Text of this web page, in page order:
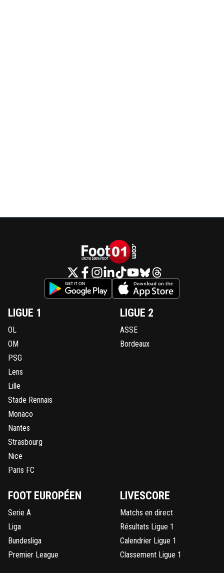
LIGUE 1
OL
OM
PSG
Lens
Lille
Stade Rennais
Monaco
Nantes
Strasbourg
Nice
Paris FC
LIGUE 2
ASSE
Bordeaux
FOOT EUROPÉEN
Serie A
Liga
Bundesliga
Premier League
LIVESCORE
Matchs en direct
Résultats Ligue 1
Calendrier Ligue 1
Classement Ligue 1